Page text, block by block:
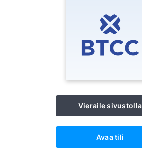
Vieraile sivustolla
Avaa tili